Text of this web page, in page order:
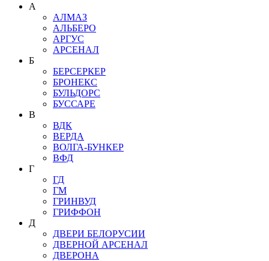
А
АЛМАЗ
АЛЬБЕРО
АРГУС
АРСЕНАЛ
Б
БЕРСЕРКЕР
БРОНЕКС
БУЛЬДОРС
БУССАРЕ
В
ВДК
ВЕРДА
ВОЛГА-БУНКЕР
ВФД
Г
ГД
ГМ
ГРИНВУД
ГРИФФОН
Д
ДВЕРИ БЕЛОРУСИИ
ДВЕРНОЙ АРСЕНАЛ
ДВЕРОНА